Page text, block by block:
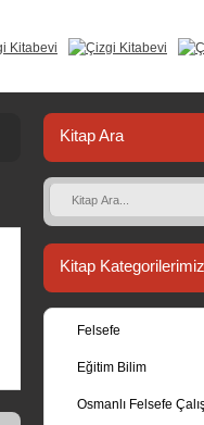
Kitap Ara
Kitap Kategorilerimiz
Felsefe
Eğitim Bilim
Osmanlı Felsefe